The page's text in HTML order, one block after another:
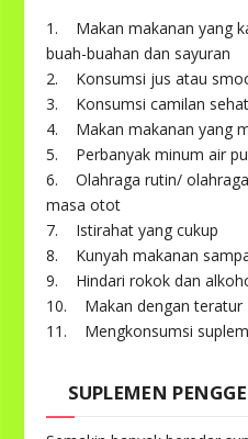
1. Makan makanan yang
buah-buahan dan sayuran
2. Konsumsi jus atau
3. Konsumsi camilan sehat
4. Makan makanan yang
5. Perbanyak minum air
6. Olahraga rutin/
masa otot
7. Istirahat yang cukup
8. Kunyah makanan
9. Hindari rokok dan
10. Makan dengan teratur
11. Mengkonsumsi
SUPLEMEN